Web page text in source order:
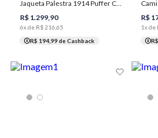
P M G GG XGG
Jaqueta Palestra 1914 Puffer Capuz Masculina Individual
R$ 1.299,90
6x de R$216 65
R$ 194,99de Cashback
R$
1x de